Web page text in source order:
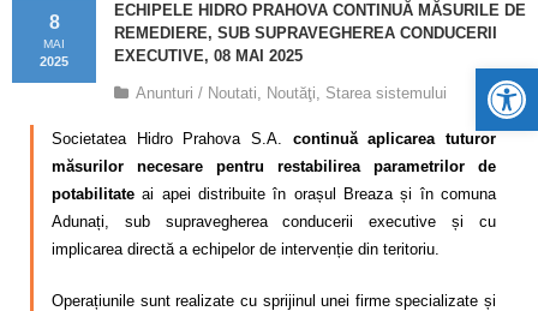
Despre noi
Anunțuri lucrări / opriri apă
Servicii
ECHIPELE HIDRO PRAHOVA CONTINUĂ MĂSURILE DE
REMEDIERE, SUB SUPRAVEGHEREA CONDUCERII
EXECUTIVE, 08 MAI 2025
8
MAI
2025
Anunturi / Noutati, Noutăţi, Starea sistemului
Societatea Hidro Prahova S.A. continuă aplicarea tuturor
măsurilor necesare pentru restabilirea parametrilor de
potabilitate ai apei distribuite în orașul Breaza și în comuna
Adunați, sub supravegherea conducerii executive și cu
implicarea directă a echipelor de intervenție din teritoriu.
Operațiunile sunt realizate cu sprijinul unei firme specializate și